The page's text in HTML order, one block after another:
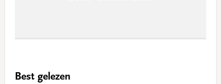
Best gelezen